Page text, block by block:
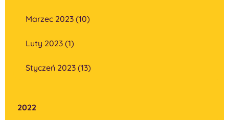
Marzec 2023 (10)
Luty 2023 (1)
Styczeń 2023 (13)
2022